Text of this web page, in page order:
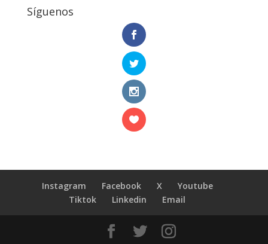
Síguenos
Instagram Facebook X
Youtube
Tiktok
Linkedin Email